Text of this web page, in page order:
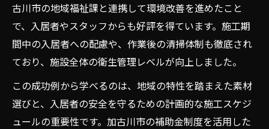
古川市の地域福祉課と連携して環境改善を進めたこと
で、入居者やスタッフからも好評を得ています。施工期
間中の入居者への配慮や、作業後の清掃体制も徹底され
ており、施設全体の衛生管理レベルが向上しました。
この成功例から学べるのは、地域の特性を踏まえた素材
選びと、入居者の安全を守るための計画的な施工スケジ
ュールの重要性です。加古川市の補助金制度を活用した